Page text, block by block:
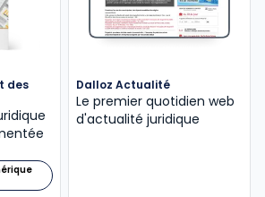
des
Dalloz Actualité
Le premier quotidien web
d'actualité juridique